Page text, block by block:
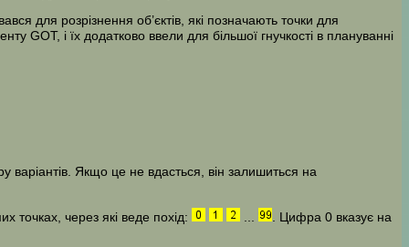
для розрізнення об’єктів, які позначають точки для
GOT, і їх додатково ввели для більшої гнучкості в плануванні
варіантів. Якщо це не вдасться, він залишиться на
точках, через які веде похід:
. Цифра 0 вказує на